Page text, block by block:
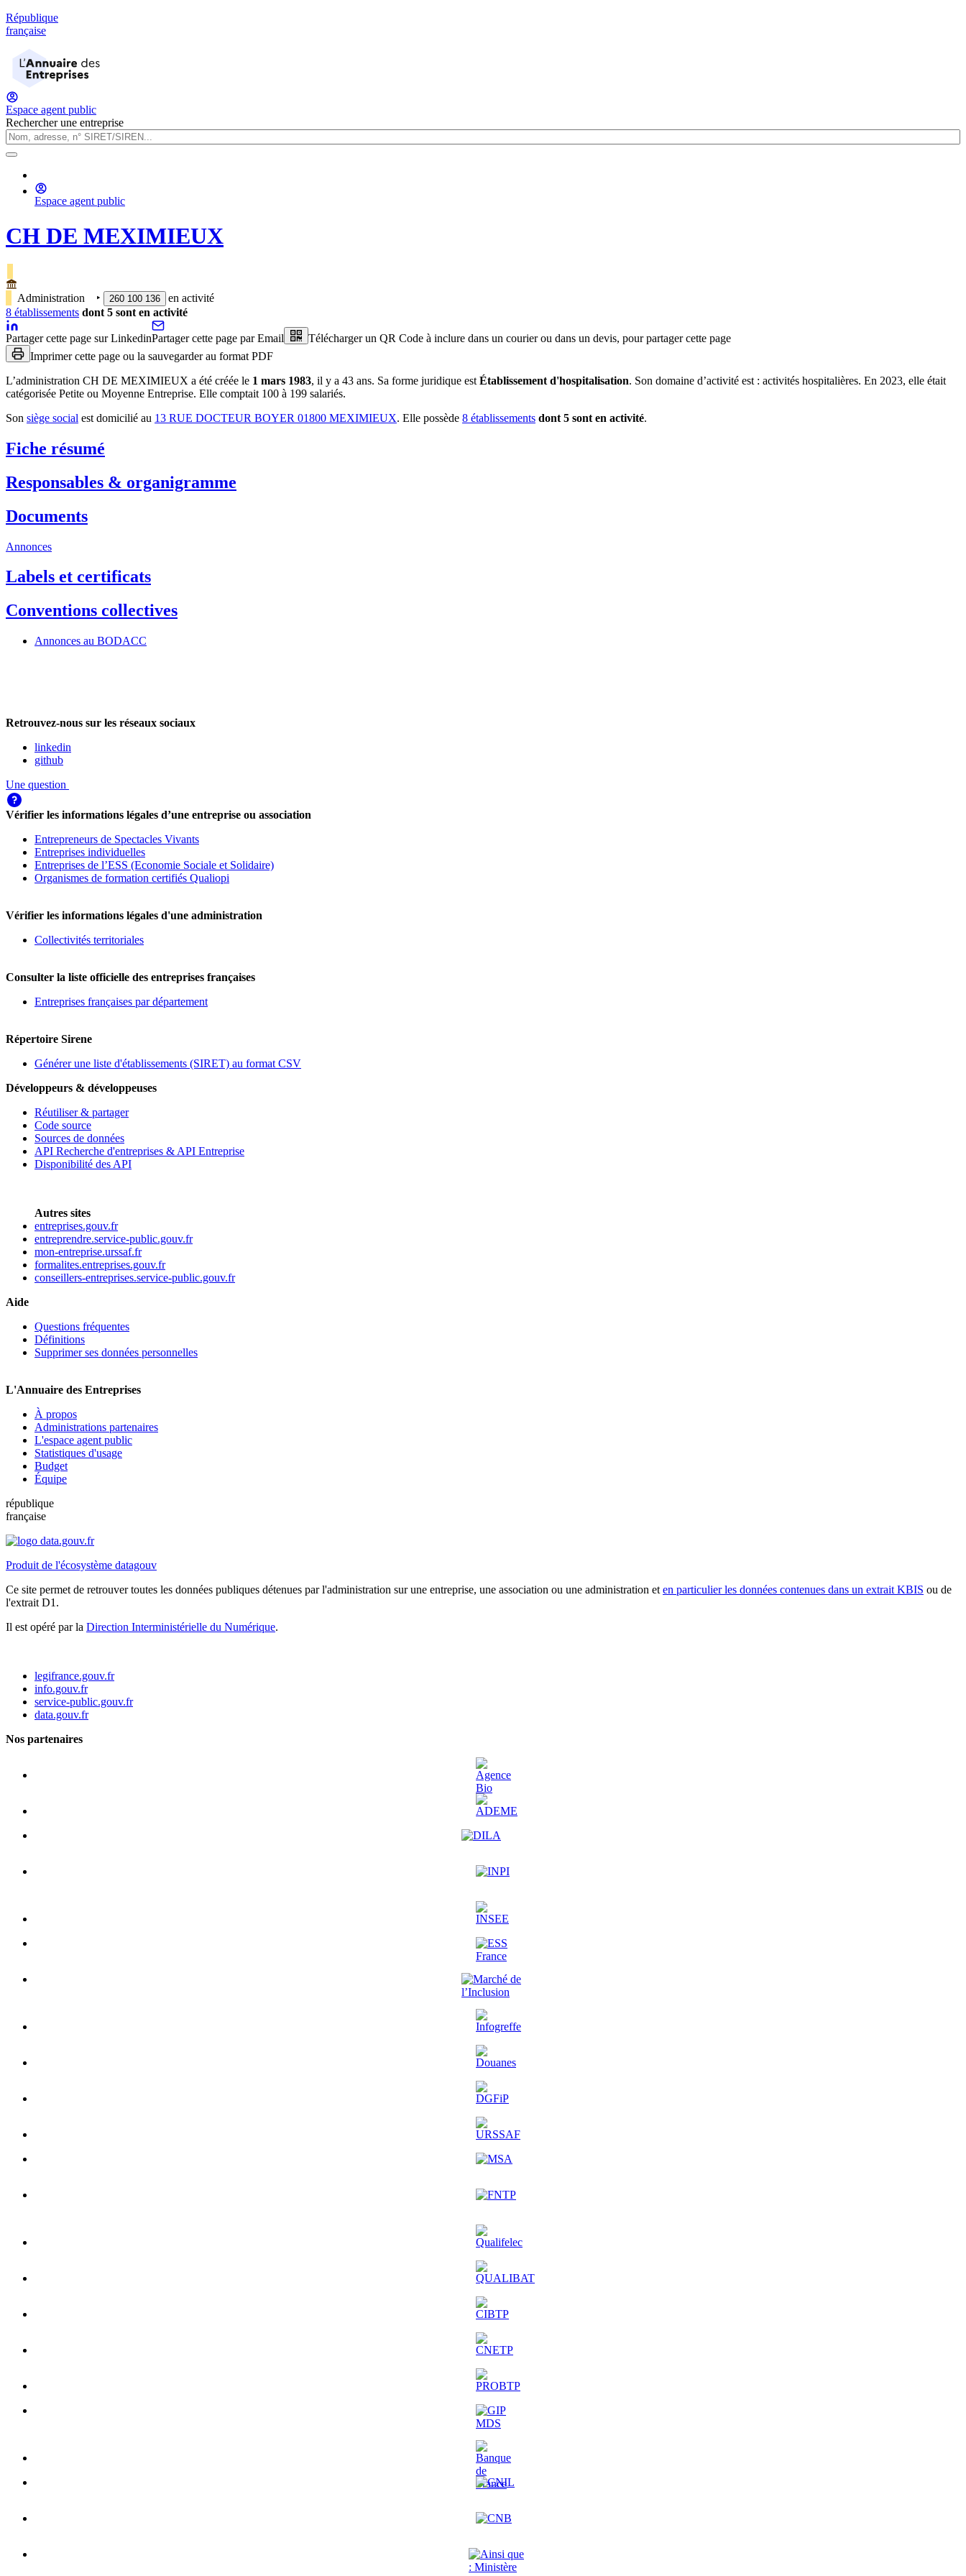
République
française
Espace agent public
Rechercher une entreprise
Espace agent public
CH DE MEXIMIEUX
Administration ‣ 260 100 136
en activité
8 établissements dont 5 sont en activité
Partager cette page sur LinkedinPartager cette page par Email
Télécharger un QR Code à inclure dans un courier ou dans un devis, pour partager cette page
Imprimer cette page ou la sauvegarder au format PDF
L’administration CH DE MEXIMIEUX a été créée le 1 mars 1983, il y a 43 ans. Sa forme juridique est Établissement d'hospitalisation. Son domaine d’activité est : activités hospitalières. En 2023, elle était
catégorisée Petite ou Moyenne Entreprise. Elle comptait 100 à 199 salariés.
Son siège social est domicilié au 13 RUE DOCTEUR BOYER 01800 MEXIMIEUX. Elle possède 8 établissements dont 5 sont en activité.
Fiche résumé
Responsables & organigramme
Documents
Annonces
Labels et certificats
Conventions collectives
Annonces au BODACC
Retrouvez-nous sur les réseaux sociaux
linkedin
github
Une question
Vérifier les informations légales d’une entreprise ou association
Entrepreneurs de Spectacles Vivants
Entreprises individuelles
Entreprises de l’ESS (Economie Sociale et Solidaire)
Organismes de formation certifiés Qualiopi
Vérifier les informations légales d'une administration
Collectivités territoriales
Consulter la liste officielle des entreprises françaises
Entreprises françaises par département
Répertoire Sirene
Générer une liste d'établissements (SIRET) au format CSV
Développeurs & développeuses
Réutiliser & partager
Code source
Sources de données
API Recherche d'entreprises & API Entreprise
Disponibilité des API
Autres sites
entreprises.gouv.fr
entreprendre.service-public.gouv.fr
mon-entreprise.urssaf.fr
formalites.entreprises.gouv.fr
conseillers-entreprises.service-public.gouv.fr
Aide
Questions fréquentes
Définitions
Supprimer ses données personnelles
L'Annuaire des Entreprises
À propos
Administrations partenaires
L'espace agent public
Statistiques d'usage
Budget
Équipe
république
française
Produit de l'écosystème datagouv
Ce site permet de retrouver toutes les données publiques détenues par l'administration sur une entreprise, une association ou une administration et en particulier les données contenues dans un extrait KBIS ou de
l'extrait D1.
Il est opéré par la Direction Interministérielle du Numérique.
legifrance.gouv.fr
info.gouv.fr
service-public.gouv.fr
data.gouv.fr
Nos partenaires